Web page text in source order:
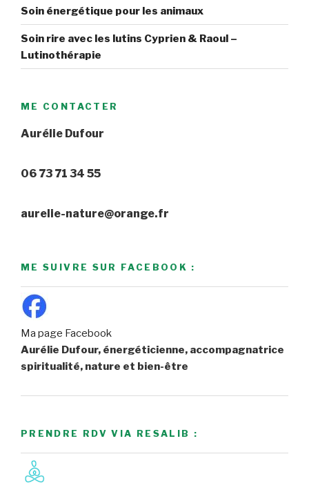
Soin énergétique pour les animaux
Soin rire avec les lutins Cyprien & Raoul –
Lutinothérapie
ME CONTACTER
Aurélie Dufour
06 73 71 34 55
aurelie-nature@orange.fr
ME SUIVRE SUR FACEBOOK :
Ma page Facebook
Aurélie Dufour, énergéticienne, accompagnatrice
spiritualité, nature et bien-être
PRENDRE RDV VIA RESALIB :